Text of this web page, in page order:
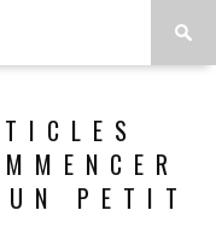
PETIT